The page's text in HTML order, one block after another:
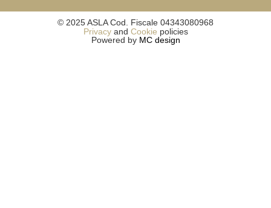
© 2025 ASLA Cod. Fiscale 04343080968
Privacyand Cookie policies
Powered by MC design